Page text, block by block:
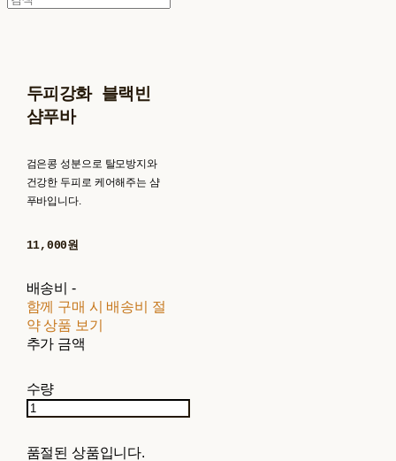
두피강화 블랙빈
샴푸바
검은콩 성분으로 탈모방지와
건강한 두피로 케어해주는 샴
푸바입니다.
11,000원
배송비 -
함께 구매 시 배송비 절
약 상품 보기
추가 금액
수량
품절된 상품입니다.